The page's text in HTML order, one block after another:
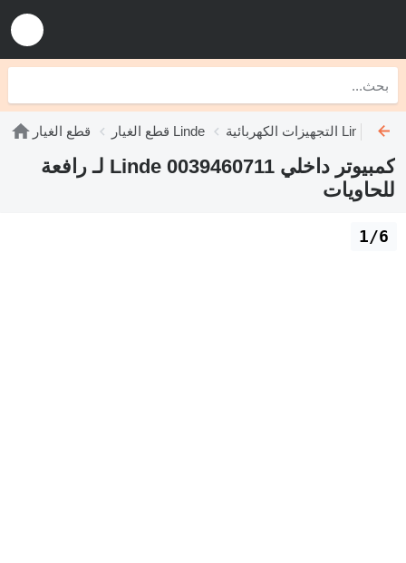
قطع الغيار قطع الغيار Linde التجهيزات الكهربائية Linde
كمبيوتر داخلي Linde 0039460711 لـ رافعة
للحاويات
1/6